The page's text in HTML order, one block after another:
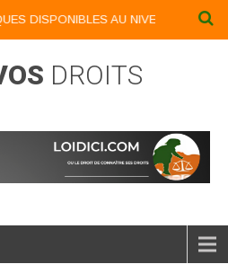
DISPONIBLES AU NIVEAU DU
DROITS